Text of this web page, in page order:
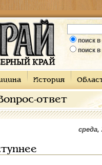
поиск
поиск в
История
ответ
среда,